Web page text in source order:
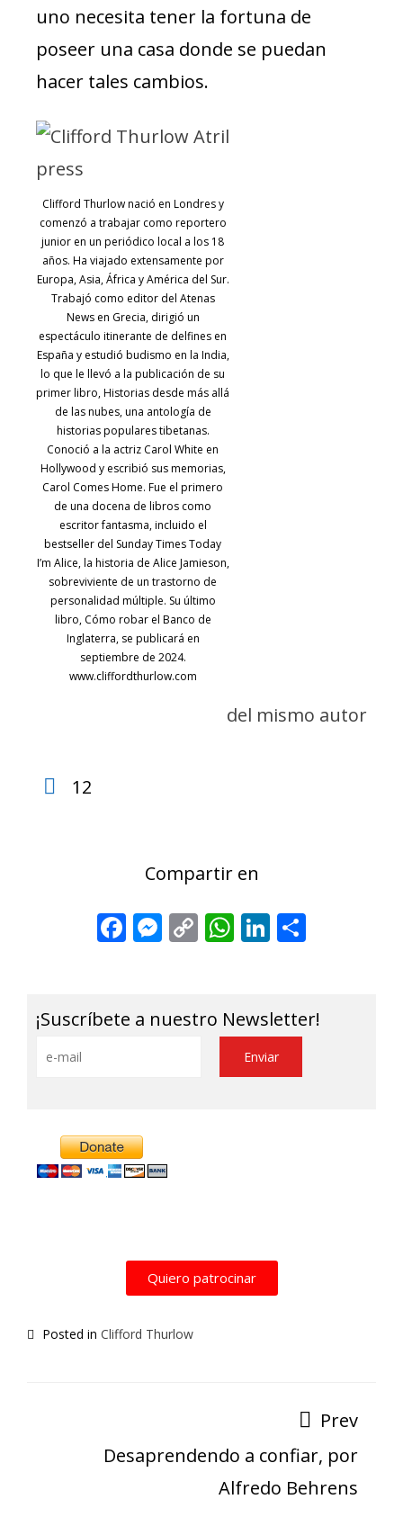
uno necesita tener la fortuna de
poseer una casa donde se puedan
hacer tales cambios.
Clifford Thurlow nació en Londres y
comenzó a trabajar como reportero
junior en un periódico local a los 18
años. Ha viajado extensamente por
Europa, Asia, África y América del Sur.
Trabajó como editor del Atenas
News en Grecia, dirigió un
espectáculo itinerante de delfines en
España y estudió budismo en la India,
lo que le llevó a la publicación de su
primer libro, Historias desde más allá
de las nubes, una antología de
historias populares tibetanas.
Conoció a la actriz Carol White en
Hollywood y escribió sus memorias,
Carol Comes Home. Fue el primero
de una docena de libros como
escritor fantasma, incluido el
bestseller del Sunday Times Today
I’m Alice, la historia de Alice Jamieson,
sobreviviente de un trastorno de
personalidad múltiple. Su último
libro, Cómo robar el Banco de
Inglaterra, se publicará en
septiembre de 2024.
www.cliffordthurlow.com
del mismo autor
12
Compartir en
Facebook
Messenger
CopyWhatsApp
LinkedIn
¡Suscríbete a nuestro Newsletter!
Quiero patrocinar
Posted in Clifford Thurlow
Prev
Desaprendendo a confiar, por
Alfredo Behrens